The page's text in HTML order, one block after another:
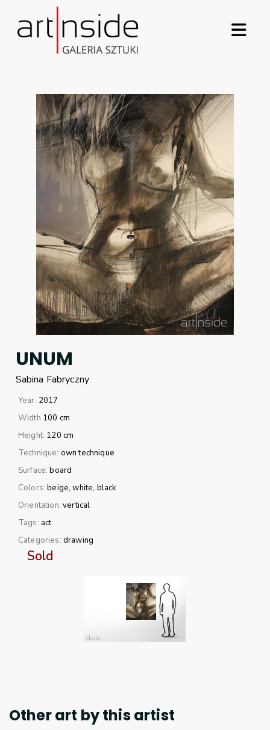
UNUM
Sabina Fabryczny
Year: 2017
Width 100 cm
Height: 120 cm
Technique: own technique
Surface:board
Colors:beige white black
Orientation:vertical
Tags: act
Categories: drawing
Sold
Other art by this artist